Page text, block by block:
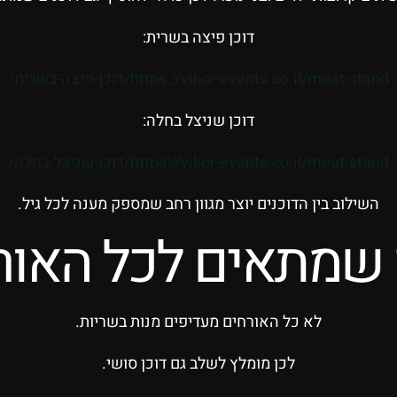
דוכן פיצה בשרית:
דוכן שניצל בחלה:
השילוב בין הדוכנים יוצר מגוון רחב שמספק מענה לכל גיל.
שמתאים לכל
לא כל האורחים מעדיפים מנות בשריות.
לכן מומלץ לשלב גם דוכן סושי.